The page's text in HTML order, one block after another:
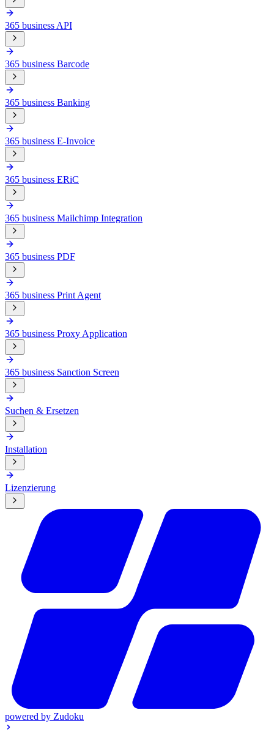
365 business API
365 business Barcode
365 business Banking
365 business E-Invoice
365 business ERiC
365 business Mailchimp Integration
365 business PDF
365 business Print Agent
365 business Proxy Application
365 business Sanction Screen
Suchen & Ersetzen
Installation
Lizenzierung
powered by Zudoku